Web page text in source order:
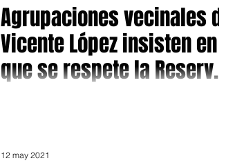
Agrupaciones vecinales de
Vicente López insisten en
que se respete la Reserva
12 may 2021